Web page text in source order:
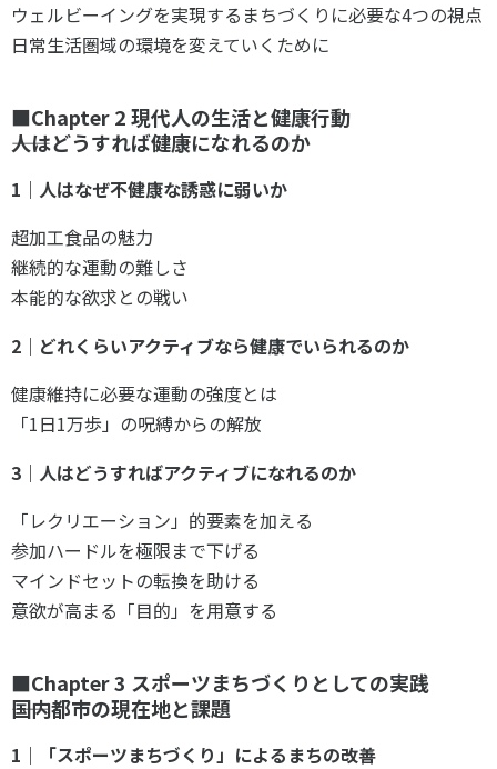
ウェルビーイングを実現するまちづくりに必要な4つの視点
日常生活圏域の環境を変えていくために
■Chapter 2 現代人の生活と健康行動
――人はどうすれば健康になれるのか
1｜人はなぜ不健康な誘惑に弱いか
超加工食品の魅力
継続的な運動の難しさ
本能的な欲求との戦い
2｜どれくらいアクティブなら健康でいられるのか
健康維持に必要な運動の強度とは
「1日1万歩」の呪縛からの解放
3｜人はどうすればアクティブになれるのか
「レクリエーション」的要素を加える
参加ハードルを極限まで下げる
マインドセットの転換を助ける
意欲が高まる「目的」を用意する
■Chapter 3 スポーツまちづくりとしての実践
――国内都市の現在地と課題
1｜「スポーツまちづくり」によるまちの改善